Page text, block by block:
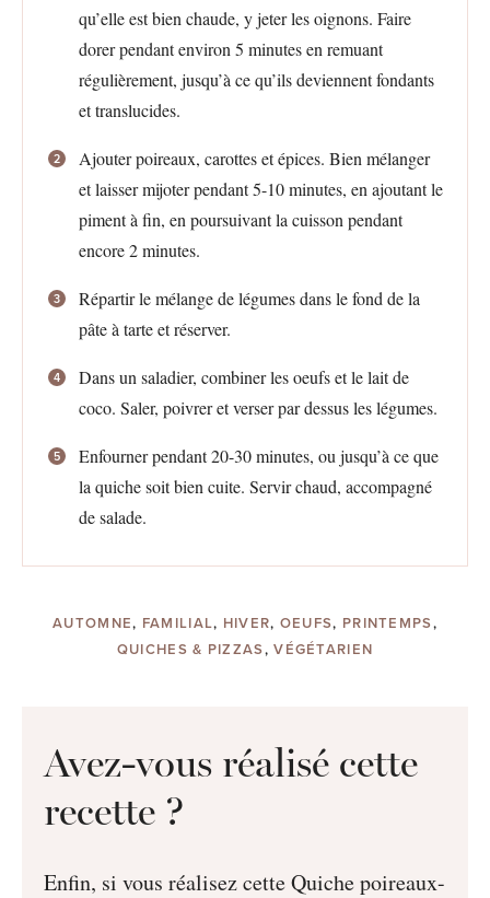
qu’elle est bien chaude, y jeter les oignons. Faire
dorer pendant environ 5 minutes en remuant
régulièrement, jusqu’à ce qu’ils deviennent fondants
et translucides.
Ajouter poireaux, carottes et épices. Bien mélanger
et laisser mijoter pendant 5-10 minutes, en ajoutant le
piment à fin, en poursuivant la cuisson pendant
encore 2 minutes.
Répartir le mélange de légumes dans le fond de la
pâte à tarte et réserver.
Dans un saladier, combiner les oeufs et le lait de
coco. Saler, poivrer et verser par dessus les légumes.
Enfourner pendant 20-30 minutes, ou jusqu’à ce que
la quiche soit bien cuite. Servir chaud, accompagné
de salade.
AUTOMNE, FAMILIAL, HIVER, OEUFS, PRINTEMPS,
QUICHES & PIZZAS,VÉGÉTARIEN
Avez-vous réalisé cette
recette ?
Enfin, si vous réalisez cette Quiche poireaux-